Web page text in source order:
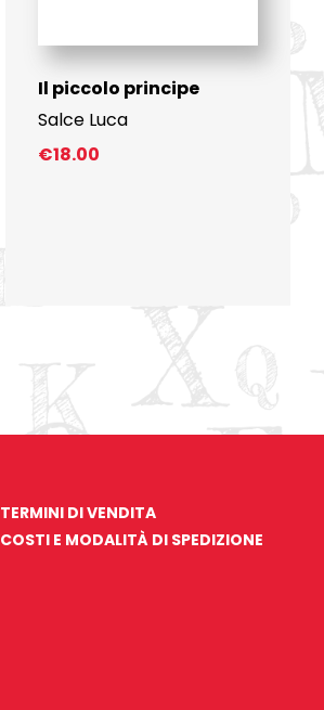
Il piccolo principe
Salce Luca
€18.00
TERMINI DI VENDITA
COSTI E MODALITÀ DI SPEDIZIONE